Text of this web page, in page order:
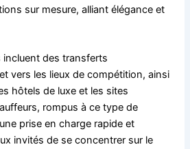
sur mesure, alliant élégance et
des transferts
vers les lieux de compétition, ainsi
hôtels de luxe et les sites
rompus à ce type de
prise en charge rapide et
invités de se concentrer sur le